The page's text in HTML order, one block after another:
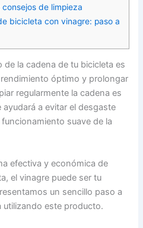
de limpieza
bicicleta con vinagre: paso a
la cadena de tu bicicleta es
óptimo y prolongar
regularmente la cadena es
a evitar el desgaste
suave de la
efectiva y económica de
el vinagre puede ser tu
un sencillo paso a
utilizando este producto.